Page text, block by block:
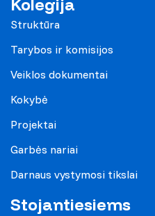
Kolegija
Struktūra
Tarybos ir komisijos
Veiklos dokumentai
Kokybė
Projektai
Garbės nariai
Darnaus vystymosi tikslai
Stojantiesiems